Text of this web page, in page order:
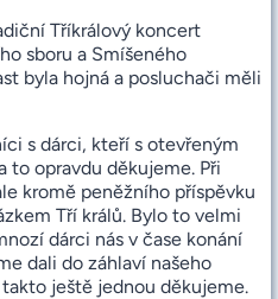
Tříkrálový koncert
sboru a Smíšeného
byla hojná a posluchači měli
s dárci, kteří s otevřeným
to opravdu děkujeme. Při
kromě peněžního příspěvku
Tří králů. Bylo to velmi
dárci nás v čase konání
dali do záhlaví našeho
ještě jednou děkujeme.